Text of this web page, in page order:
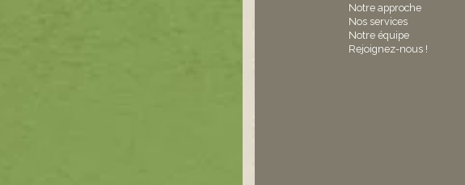
Notre approche
Nos services
Notre équipe
Rejoignez-nous !